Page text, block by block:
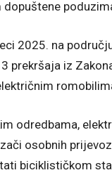
2025. na
prekršaja iz
odredbama,
osobnih
biciklističkom